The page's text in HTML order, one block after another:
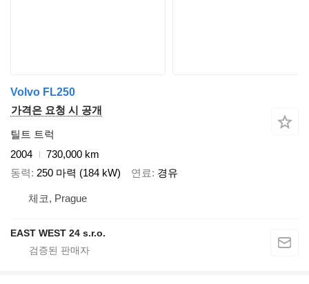
Volvo FL250
가격은 요청 시 공개
틸트 트럭
2004
730,000 km
동력
250 마력 (184 kW) 연료 경유
체코, Prague
EAST WEST 24 s.r.o.